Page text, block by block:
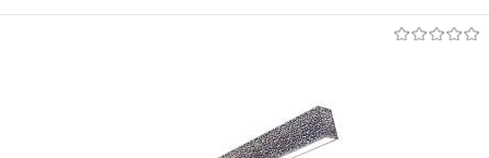
Уточняйте наличие у
менеджера